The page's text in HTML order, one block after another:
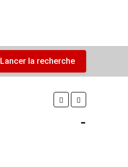
Lancer la recherche
-